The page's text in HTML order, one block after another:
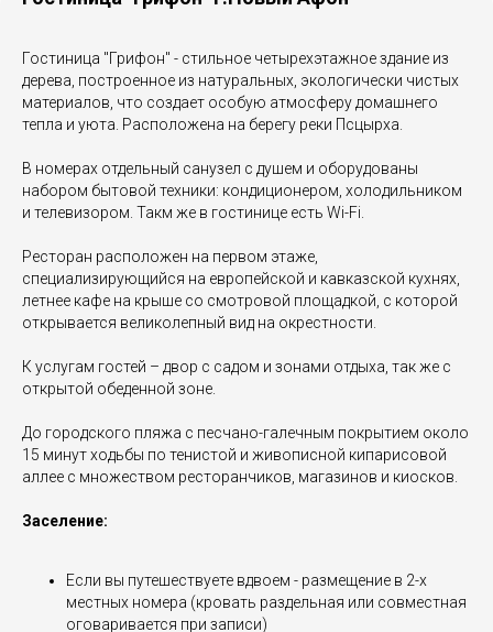
Гостиница "Грифон" - стильное четырехэтажное здание из
дерева, построенное из натуральных, экологически чистых
материалов, что создает особую атмосферу домашнего
тепла и уюта. Расположена на берегу реки Псцырха.
В номерах отдельный санузел с душем и оборудованы
набором бытовой техники: кондиционером, холодильником
и телевизором. Такм же в гостинице есть Wi-Fi.
Ресторан расположен на первом этаже,
специализирующийся на европейской и кавказской кухнях,
летнее кафе на крыше со смотровой площадкой, с которой
открывается великолепный вид на окрестности.
К услугам гостей – двор с садом и зонами отдыха, так же с
открытой обеденной зоне.
До городского пляжа с песчано-галечным покрытием около
15 минут ходьбы по тенистой и живописной кипарисовой
аллее с множеством ресторанчиков, магазинов и киосков.
Заселение:
Если вы путешествуете вдвоем - размещение в 2-х
местных номера (кровать раздельная или совместная
оговаривается при записи)